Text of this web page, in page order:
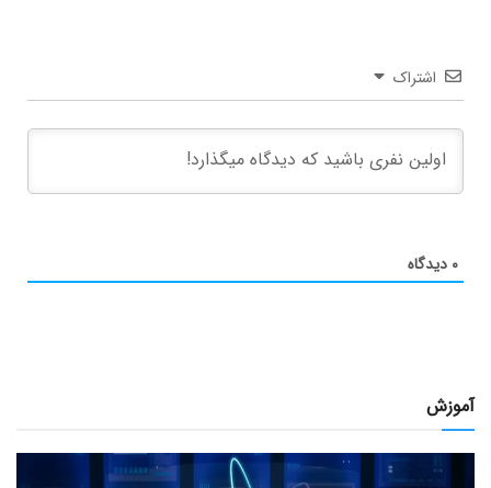
اشتراک
۰ دیدگاه
آموزش